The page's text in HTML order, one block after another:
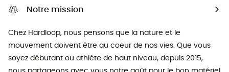
Notre mission
Chez Hardloop, nous pensons que la nature et le
mouvement doivent être au coeur de nos vies. Que vous
soyez débutant ou athlète de haut niveau, depuis 2015,